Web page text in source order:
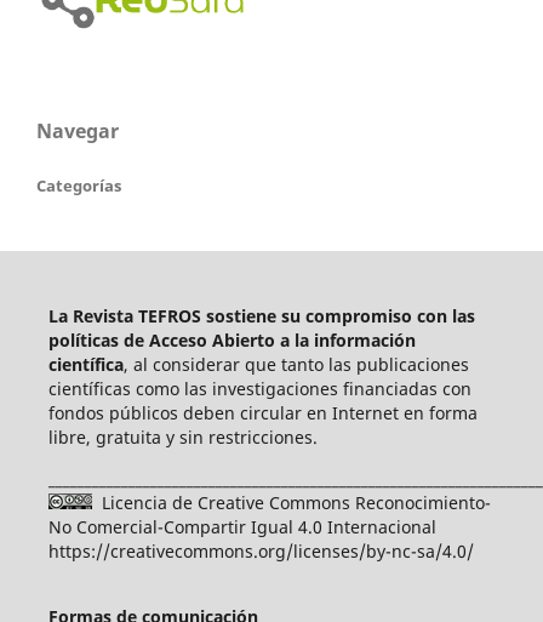
Navegar
Categorías
La Revista TEFROS sostiene su compromiso con las
políticas de Acceso Abierto a la información
científica, al considerar que tanto las publicaciones
científicas como las investigaciones financiadas con
fondos públicos deben circular en Internet en forma
libre, gratuita y sin restricciones.
Licencia de Creative Commons Reconocimiento-
No Comercial-Compartir Igual 4.0 Internacional
https://creativecommons.org/licenses/by-nc-sa/4.0/
Formas de comunicación